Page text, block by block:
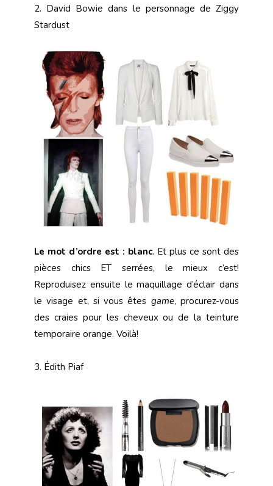
2. David Bowie dans le personnage de Ziggy
Stardust
Le mot d’ordre est : blanc. Et plus ce sont des
pièces chics ET serrées, le mieux c’est!
Reproduisez ensuite le maquillage d’éclair dans
le visage et, si vous êtes game, procurez-vous
des craies pour les cheveux ou de la teinture
temporaire orange. Voilà!
3. Édith Piaf